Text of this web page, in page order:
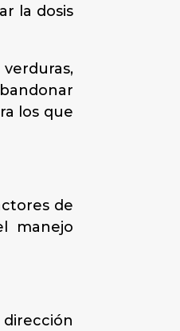
la dosis
los que
de
manejo